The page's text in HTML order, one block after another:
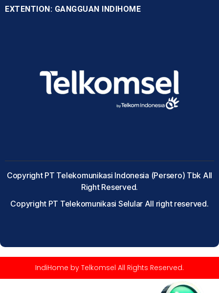
EXTENTION: GANGGUAN INDIHOME
Copyright PT Telekomunikasi Indonesia (Persero) Tbk All
Right Reserved.
Copyright PT Telekomunikasi Selular All right reserved.
IndiHome by Telkomsel All Rights Reserved.